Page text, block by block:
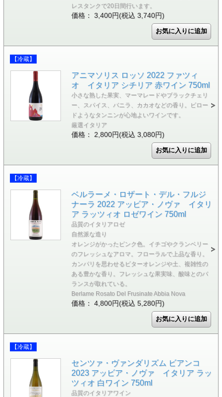
レスタンクで20日間行います。
価格： 3,400円(税込 3,740円)
【冷蔵】
アニマソリス ロッソ 2022 ファツィ
オ イタリア シチリア 赤ワイン 750ml
小さな熟した果実、マーマレードやブラックチェリ
ー、スパイス、バニラ、カカオなどの香り。ビロー
ドようなタンニンが心地よいワインです。
厳選イタリア
価格： 2,800円(税込 3,080円)
【冷蔵】
ベルラーメ・ロザート・デル・フルジ
ナーラ 2022 アッビア・ノヴァ イタリ
ア ラッツィオ ロゼワイン 750ml
品質のイタリアロゼ
自然派な造り
オレンジがかったピンク色。イチゴやクランベリー
のフレッシュなアロマ。フローラルで上品な香り。
カンパリを思わせるビターオレンジや土、複雑性の
ある豊かな香り。フレッシュな果実味、酸味とのバ
ランスが取れている。
Berlame Rosato Del Frusinate Abbia Nova
価格： 4,800円(税込 5,280円)
【冷蔵】
センツァ・ヴァンダリズム ビアンコ
2023 アッビア・ノヴァ イタリア ラッ
ツィオ 白ワイン 750ml
品質のイタリアワイン